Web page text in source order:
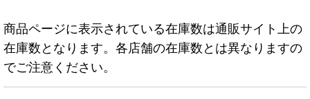
商品ページに表示されている在庫数は通販サイト上の
在庫数となります。各店舗の在庫数とは異なりますの
でご注意ください。